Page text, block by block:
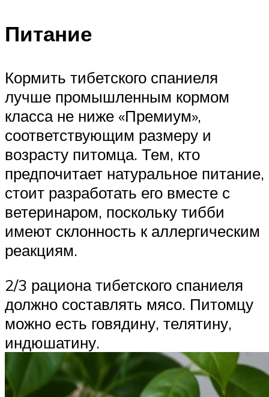
Питание
Кормить тибетского спаниеля
лучше промышленным кормом
класса не ниже «Премиум»,
соответствующим размеру и
возрасту питомца. Тем, кто
предпочитает натуральное питание,
стоит разработать его вместе с
ветеринаром, поскольку тибби
имеют склонность к аллергическим
реакциям.
2/3 рациона тибетского спаниеля
должно составлять мясо. Питомцу
можно есть говядину, телятину,
индюшатину.